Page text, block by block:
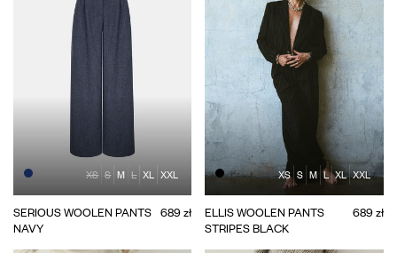
XS S M L XL XXL
SERIOUS WOOLEN PANTS
NAVY
689 zł
XS S M L XL XXL
ELLIS WOOLEN PANTS
STRIPES BLACK
689 zł